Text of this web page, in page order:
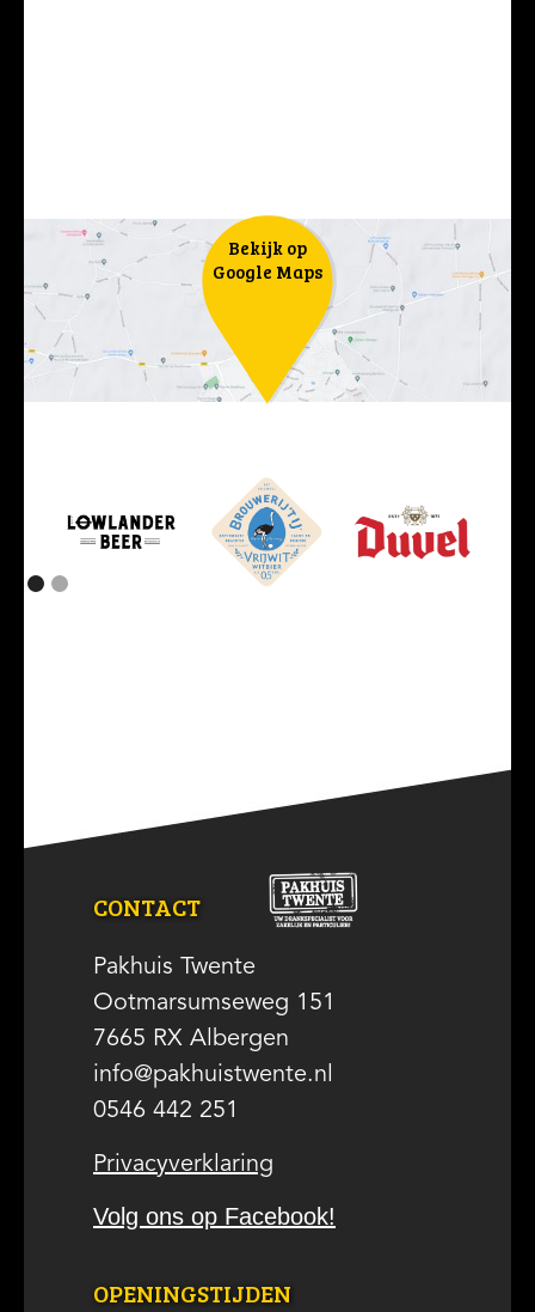
Bekijk op
Google Maps
CONTACT
Pakhuis Twente
Ootmarsumseweg 151
7665 RX Albergen
info@pakhuistwente.nl
0546 442 251
Privacyverklaring
Volg ons op Facebook!
OPENINGSTIJDEN